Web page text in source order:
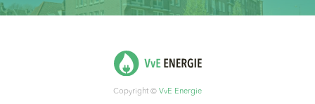
Copyright © VvE Energie